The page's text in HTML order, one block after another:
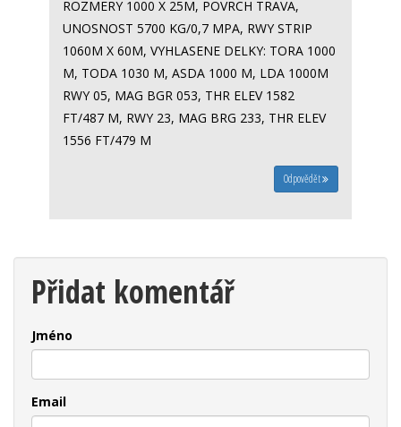
ROZMERY 1000 X 25M, POVRCH TRAVA,
UNOSNOST 5700 KG/0,7 MPA, RWY STRIP
1060M X 60M, VYHLASENE DELKY: TORA 1000
M, TODA 1030 M, ASDA 1000 M, LDA 1000M
RWY 05, MAG BGR 053, THR ELEV 1582
FT/487 M, RWY 23, MAG BRG 233, THR ELEV
1556 FT/479 M
Odpovědět
Přidat komentář
Jméno
Email